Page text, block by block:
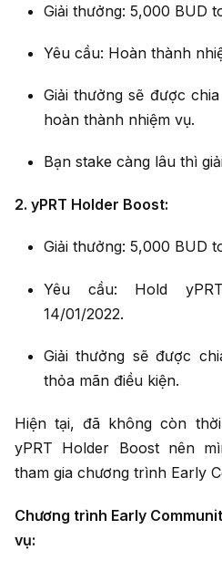
Giải thưởng: 5,000 BUD
Yêu cầu: Hoàn thành
Giải thưởng sẽ được
hoàn thành nhiệm vụ.
Bạn stake càng lâu thì
2. yPRT Holder Boost:
Giải thưởng: 5,000 BUD
Yêu cầu: Hold
14/01/2022.
Giải thưởng sẽ được
thỏa mãn điều kiện.
Hiện tại, đã không còn
yPRT Holder Boost nên
tham gia chương trình Early
Chương trình Early
vụ: